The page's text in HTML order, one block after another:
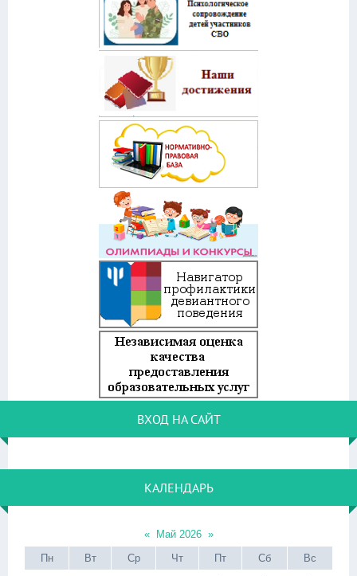
ВХОД НА САЙТ
КАЛЕНДАРЬ
« Май 2026 »
Пн
Вт Ср Чт Пт Сб Вс